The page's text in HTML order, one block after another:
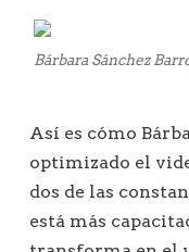
Bárbara Sánchez
Así es cómo
optimizado el
dos de las
está más